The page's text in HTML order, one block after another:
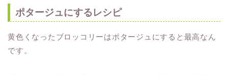
ポタージュにするレシピ
黄色くなったブロッコリーはポタージュにすると最高なん
です。